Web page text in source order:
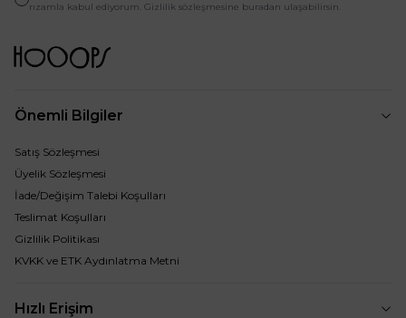
rızamla kabul ediyorum. Gizlilik sözleşmesine buradan ulaşabilirsin.
Önemli Bilgiler
Satış Sözleşmesi
Üyelik Sözleşmesi
İade/Değişim Talebi Koşulları
Teslimat Koşulları
Gizlilik Politikası
KVKK ve ETK Aydınlatma Metni
Hızlı Erişim